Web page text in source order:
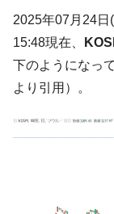
た。『起亜』は
『Money1』
落！
兵器「K10」が改
体だけで410億
や、若者に起業
2025年07月24日
15:48現在、
下のようになっ
より引用）。